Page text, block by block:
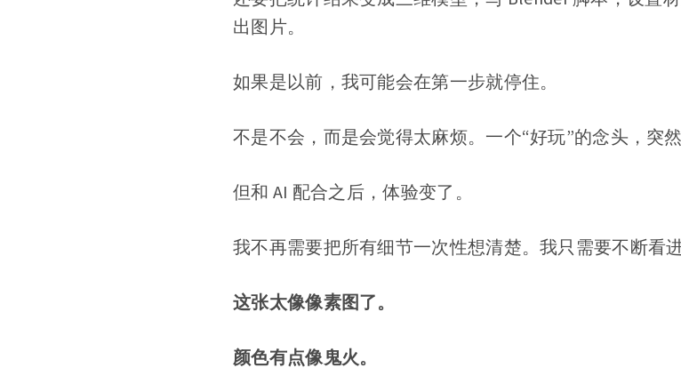
出图片。
如果是以前，我可能会在第一步就停住。
不是不会，而是会觉得太麻烦。一个“好玩”的念头，突
但和 AI 配合之后，体验变了。
我不再需要把所有细节一次性想清楚。我只需要不断看
这张太像像素图了。
颜色有点像鬼火。